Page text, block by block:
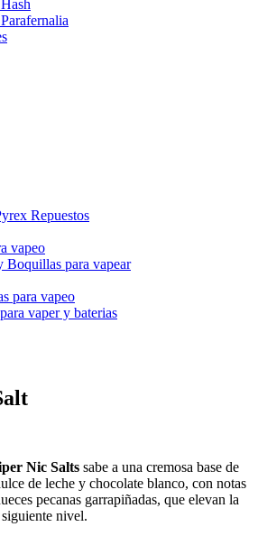
Repuestos
vapeo
Boquillas para vapear
para vapeo
vaper y baterias
Nic Salts sabe a una cremosa base de
de leche y chocolate blanco, con notas
pecanas garrapiñadas, que elevan la
nivel.